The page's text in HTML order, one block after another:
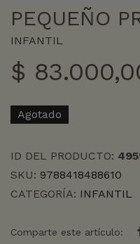
PEQUEÑO
INFANTIL
$
Agotado
ID DEL PRODUCTO:
SKU: 9788418488610
CATEGORÍA: INFANTIL
Comparte este artículo: